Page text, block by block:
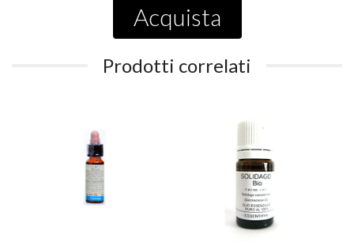
Acquista
Prodotti correlati